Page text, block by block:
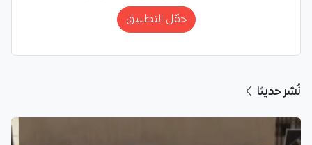
حمّل التطبيق
نُشر حديثا